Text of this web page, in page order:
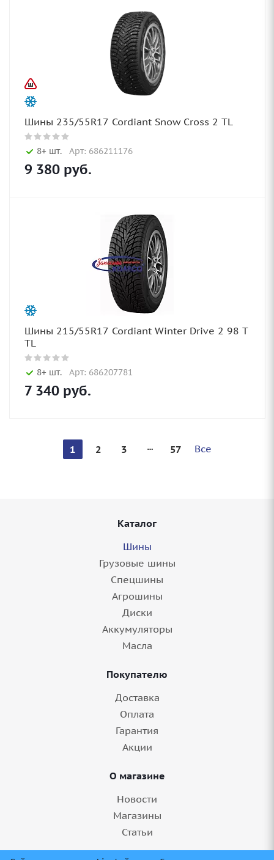
Шины 235/55R17 Cordiant Snow Cross 2 TL
8+ шт. Арт: 686211176
9 380 руб.
Шины 215/55R17 Cordiant Winter Drive 2 98 T
TL
8+ шт. Арт: 686207781
7 340 руб.
1 2 3 57 Все
Каталог
Шины
Грузовые шины
Спецшины
Агрошины
Диски
Аккумуляторы
Масла
Покупателю
Доставка
Оплата
Гарантия
Акции
О магазине
Новости
Магазины
Статьи